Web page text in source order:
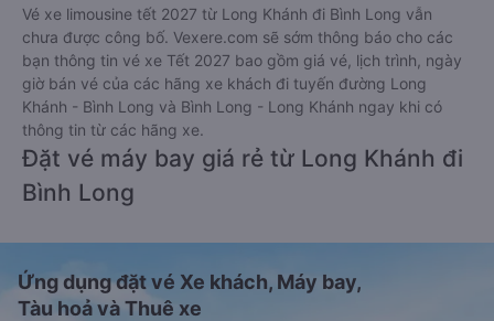
Vé xe limousine tết 2027 từ Long Khánh đi Bình Long vẫn
chưa được công bố. Vexere.com sẽ sớm thông báo cho các
bạn thông tin vé xe Tết 2027 bao gồm giá vé, lịch trình, ngày
giờ bán vé của các hãng xe khách đi tuyến đường Long
Khánh - Bình Long và Bình Long - Long Khánh ngay khi có
thông tin từ các hãng xe.
Đặt vé máy bay giá rẻ từ Long Khánh đi
Bình Long
Ứng dụng đặt vé Xe khách, Máy bay,
Tàu hoả và Thuê xe